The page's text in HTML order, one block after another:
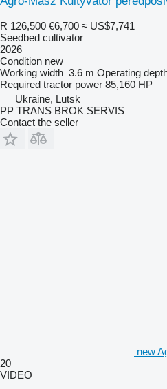
R 126,500 €6,700 ≈ US$7,741
Seedbed cultivator
2026
Condition new
Working width 3.6 m Operating
Required tractor power 85,160 HP
Ukraine, Lutsk
PP TRANS BROK SERVIS
Contact the seller
new
20
VIDEO